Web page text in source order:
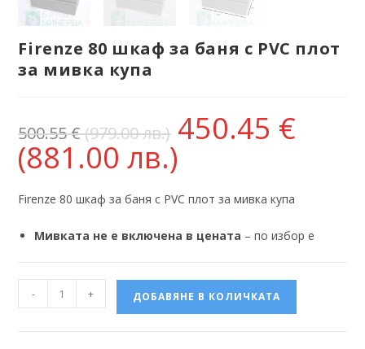
Firenze 80 шкаф за баня с PVC плот
за мивка купа
500.55€(979.00 лв.) 450.45 €
(881.00 лв.)
Firenze 80 шкаф за баня с PVC плот за мивка купа
Мивката не е включена в цената – по избор е
- + ДОБАВЯНЕ В КОЛИЧКАТА